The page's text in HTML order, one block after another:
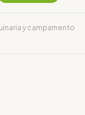
y campamento
Ecuador